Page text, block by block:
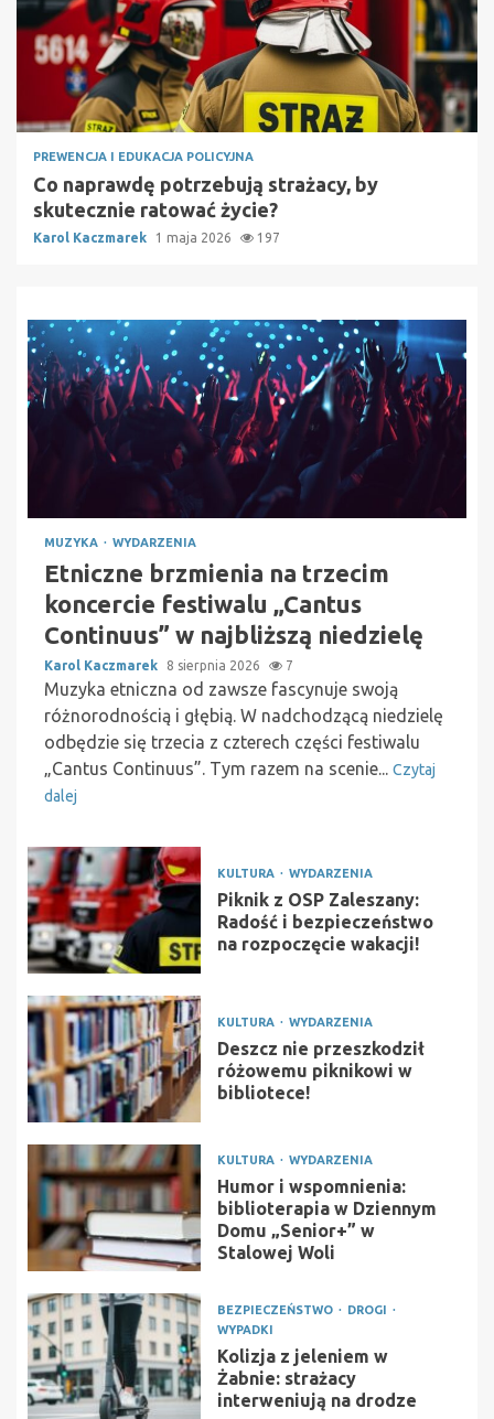
PREWENCJA I EDUKACJA POLICYJNA
Co naprawdę potrzebują strażacy, by
skutecznie ratować życie?
Karol Kaczmarek 1 maja 2026 197
MUZYKA WYDARZENIA
Etniczne brzmienia na trzecim
koncercie festiwalu „Cantus
Continuus” w najbliższą niedzielę
Karol Kaczmarek 8 sierpnia 2026 7
Muzyka etniczna od zawsze fascynuje swoją
różnorodnością i głębią. W nadchodzącą niedzielę
odbędzie się trzecia z czterech części festiwalu
„Cantus Continuus”. Tym razem na scenie... Czytaj
dalej
KULTURA WYDARZENIA
Piknik z OSP Zaleszany:
Radość i bezpieczeństwo
na rozpoczęcie wakacji!
KULTURA WYDARZENIA
Deszcz nie przeszkodził
różowemu piknikowi w
bibliotece!
KULTURA WYDARZENIA
Humor i wspomnienia:
biblioterapia w Dziennym
Domu „Senior+” w
Stalowej Woli
BEZPIECZEŃSTWO
DROGI
WYPADKI
Kolizja z jeleniem w
Żabnie: strażacy
interweniują na drodze